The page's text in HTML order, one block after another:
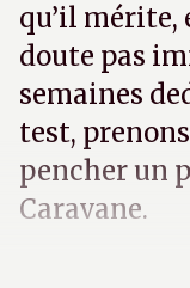
qu’il mérite,
doute pas
semaines
test,
pencher un
Caravane.